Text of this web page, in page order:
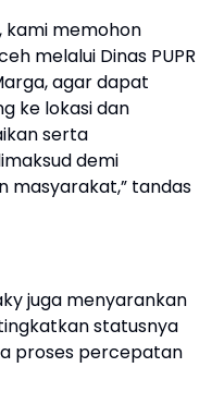
kami memohon
melalui Dinas PUPR
agar dapat
ke lokasi dan
serta
demi
masyarakat,” tandas
juga menyarankan
statusnya
proses percepatan